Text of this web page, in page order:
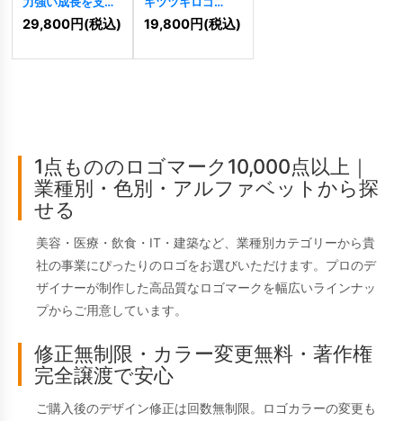
る、六角形と木の
ロゴ
7960]
29,800円(税込)
[6838]
19,800円(税込)
1点もののロゴマーク10,000点以上｜
業種別・色別・アルファベットから探
せる
美容・医療・飲食・IT・建築など、業種別カテゴリーから貴
社の事業にぴったりのロゴをお選びいただけます。プロのデ
ザイナーが制作した高品質なロゴマークを幅広いラインナッ
プからご用意しています。
修正無制限・カラー変更無料・著作権
完全譲渡で安心
ご購入後のデザイン修正は回数無制限。ロゴカラーの変更も